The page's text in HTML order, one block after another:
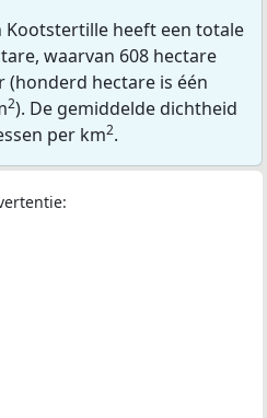
Kootstertille heeft een totale
waarvan 608 hectare
(honderd hectare is één
2). De gemiddelde dichtheid
per km2.